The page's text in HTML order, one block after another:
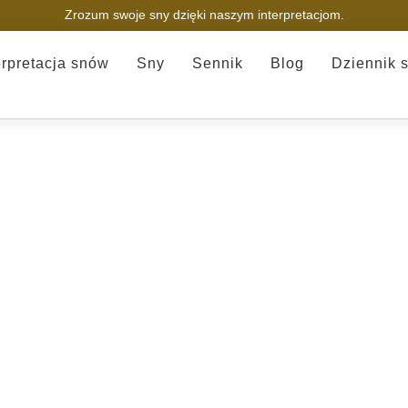
Zrozum swoje sny dzięki naszym interpretacjom.
snów Sny Sennik Blog Dziennik